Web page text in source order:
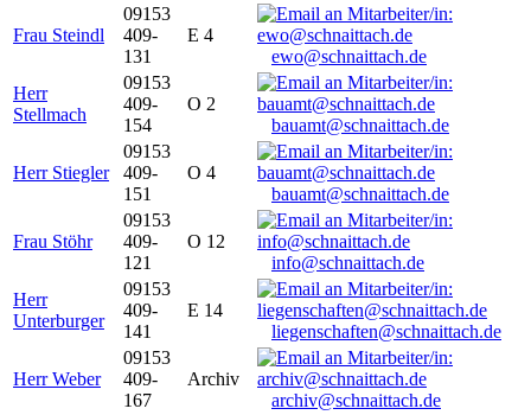
Frau Steindl
09153
409-
131
E 4
ewo@schnaittach.de
Herr
Stellmach
09153
409-
154
O 2
bauamt@schnaittach.de
Herr Stiegler
09153
409-
151
O 4
bauamt@schnaittach.de
Frau Stöhr
09153
409-
121
O 12
info@schnaittach.de
Herr
Unterburger
09153
409-
141
E 14
liegenschaften@schnaittach.de
Herr Weber
09153
409-
167
Archiv
archiv@schnaittach.de